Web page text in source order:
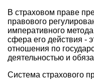
В страховом праве
правового
императивного
сфера его действия -
отношения по
деятельностью и
Система страхового